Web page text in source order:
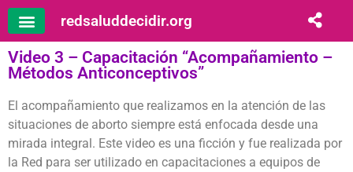
redsaluddecidir.org
Video 3 – Capacitación “Acompañamiento –
Métodos Anticonceptivos”
El acompañamiento que realizamos en la atención de las
situaciones de aborto siempre está enfocada desde una
mirada integral. Este video es una ficción y fue realizada por
la Red para ser utilizado en capacitaciones a equipos de